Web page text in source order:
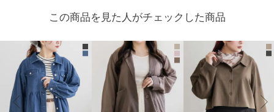
この商品を見た人がチェックした商品